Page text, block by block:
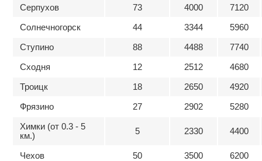
Серпухов
73 4000
7120
Солнечногорск
44 3344
5960
Ступино
88 4488
7740
Сходня
12 2512
4680
Троицк
18 2650
4920
Фрязино
27 2902
5280
Химки (от 0.3 - 5
км.)
5 2330 4400
Чехов 50 3500
6200